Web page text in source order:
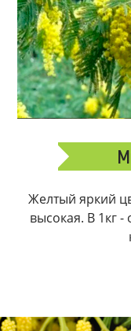
Желтый яркий
высокая. В 1кг -